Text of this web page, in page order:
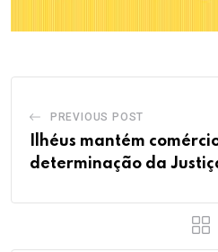
PREVIOUS POST
Ilhéus mantém
determinação da